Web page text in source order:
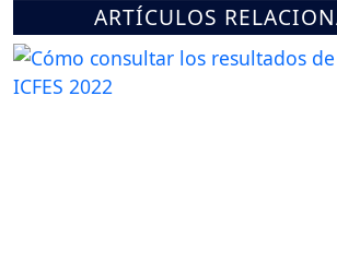
ARTÍCULOS